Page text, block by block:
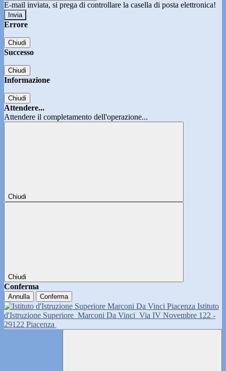
E-mail inviata, si prega di controllare la casella di posta elettronica!
Errore
Chiudi
Successo
Chiudi
Informazione
Chiudi
Attendere...
Attendere il completamento dell'operazione...
Chiudi
Chiudi
Conferma
Annulla Conferma
Istituto
d'Istruzione Superiore Marconi Da Vinci Via IV Novembre 122 -
29122 Piacenza